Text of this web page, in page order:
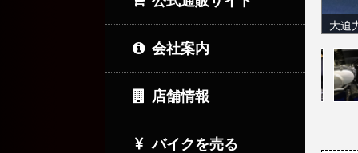
大迫
会社案内
店舗情報
バイクを売る